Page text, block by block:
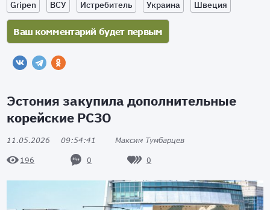
Gripen ВСУ Истребитель Украина Швеция
Эстония закупила дополнительные
корейские РСЗО
11.05.2026 09:54:41 Максим Тумбарцев
196 0 0